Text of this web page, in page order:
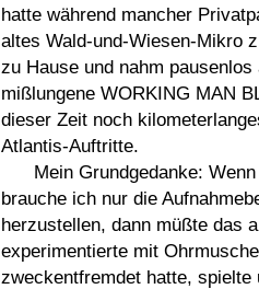
hatte während mancher
altes Wald-und-Wiesen-Mikro
zu Hause und nahm
mißlungene WORKING MAN
dieser Zeit noch
Atlantis-Auftritte.
Mein Grundgedanke:
brauche ich nur die
herzustellen, dann müßte das
experimentierte mit
zweckentfremdet hatte, spielte